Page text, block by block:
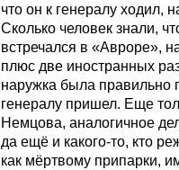
что он к генералу ходил,
Сколько человек знали,
встречался в «Авроре»,
плюс две иностранных
наружка была правильно
генералу пришел. Еще
Немцова, аналогичное
да ещё и какого-то, кто
как мёртвому припарки,